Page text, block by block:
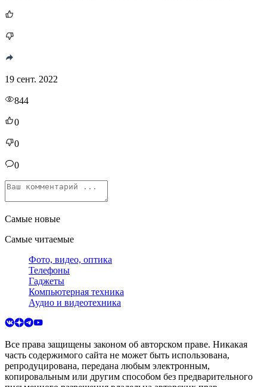
19 сент. 2022
844
0
0
0
Самые новые
Самые читаемые
Фото, видео, оптика
Телефоны
Гаджеты
Компьютерная техника
Аудио и видеотехника
Все права защищены законом об авторском праве. Никакая
часть содержимого сайта не может быть использована,
репродуцирована, передана любым электронным,
копировальным или другим способом без предварительного